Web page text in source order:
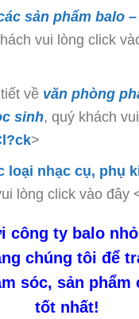
sản phẩm balo
vui lòng click
về văn phòng
sinh, quý khách
>
loại nhạc cụ, phụ
lòng click vào đây
công ty balo
chúng tôi để
sóc, sản phẩm
tốt nhất!